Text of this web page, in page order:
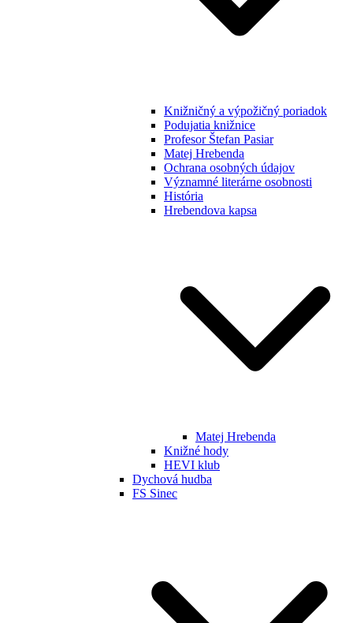
Knižničný a výpožičný poriadok
Podujatia knižnice
Profesor Štefan Pasiar
Matej Hrebenda
Ochrana osobných údajov
Významné literárne osobnosti
História
Hrebendova kapsa
Matej Hrebenda
Knižné hody
HEVI klub
Dychová hudba
FS Sinec